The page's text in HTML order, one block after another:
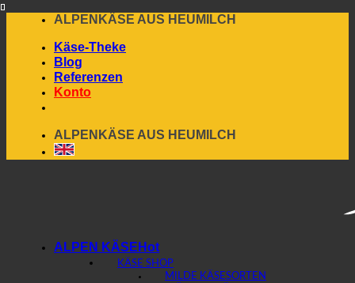
content
ALPENKÄSE AUS HEUMILCH
Käse-Theke
Blog
Referenzen
Konto
ALPENKÄSE AUS HEUMILCH
ALPEN KÄSE
KÄSE SHOP
MILDE KÄSESORTEN